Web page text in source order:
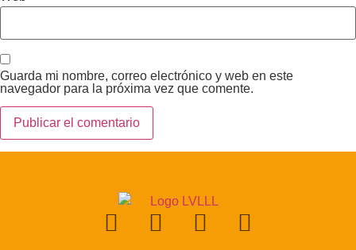
Guarda mi nombre, correo electrónico y web en este
navegador para la próxima vez que comente.